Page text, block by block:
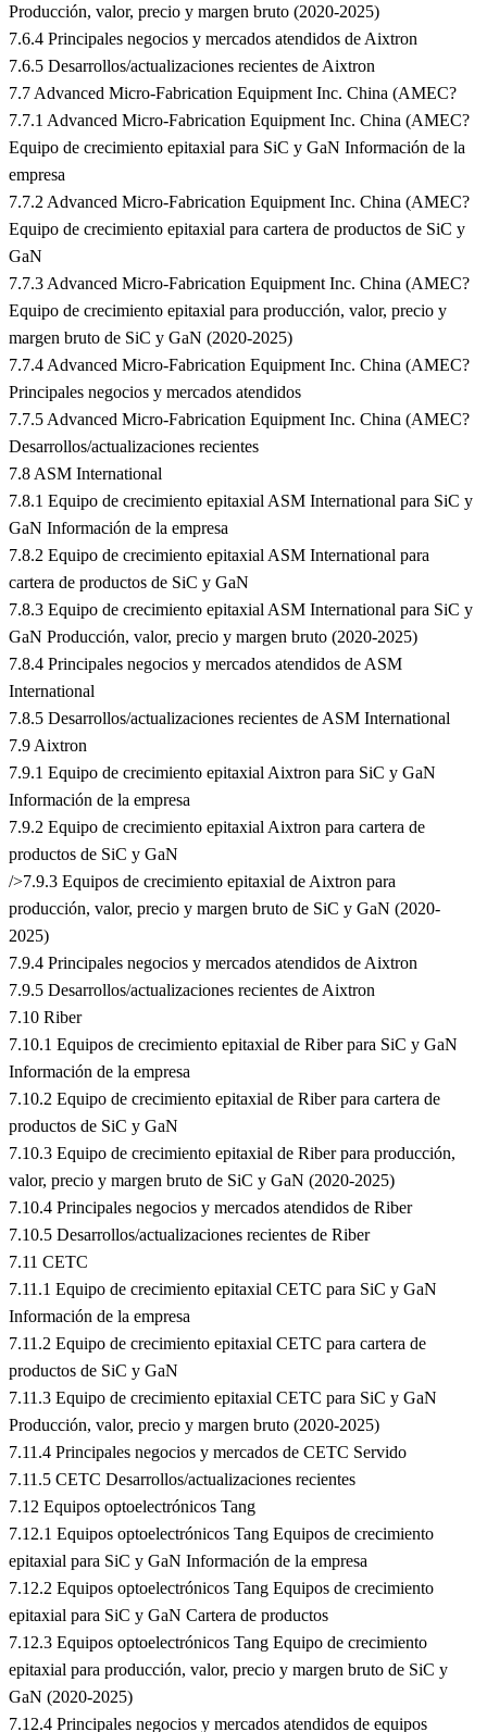
Producción, valor, precio y margen bruto (2020-2025)
7.6.4 Principales negocios y mercados atendidos de Aixtron
7.6.5 Desarrollos/actualizaciones recientes de Aixtron
7.7 Advanced Micro-Fabrication Equipment Inc. China (AMEC?
7.7.1 Advanced Micro-Fabrication Equipment Inc. China (AMEC?
Equipo de crecimiento epitaxial para SiC y GaN Información de la
empresa
7.7.2 Advanced Micro-Fabrication Equipment Inc. China (AMEC?
Equipo de crecimiento epitaxial para cartera de productos de SiC y
GaN
7.7.3 Advanced Micro-Fabrication Equipment Inc. China (AMEC?
Equipo de crecimiento epitaxial para producción, valor, precio y
margen bruto de SiC y GaN (2020-2025)
7.7.4 Advanced Micro-Fabrication Equipment Inc. China (AMEC?
Principales negocios y mercados atendidos
7.7.5 Advanced Micro-Fabrication Equipment Inc. China (AMEC?
Desarrollos/actualizaciones recientes
7.8 ASM International
7.8.1 Equipo de crecimiento epitaxial ASM International para SiC y
GaN Información de la empresa
7.8.2 Equipo de crecimiento epitaxial ASM International para
cartera de productos de SiC y GaN
7.8.3 Equipo de crecimiento epitaxial ASM International para SiC y
GaN Producción, valor, precio y margen bruto (2020-2025)
7.8.4 Principales negocios y mercados atendidos de ASM
International
7.8.5 Desarrollos/actualizaciones recientes de ASM International
7.9 Aixtron
7.9.1 Equipo de crecimiento epitaxial Aixtron para SiC y GaN
Información de la empresa
7.9.2 Equipo de crecimiento epitaxial Aixtron para cartera de
productos de SiC y GaN
/>7.9.3 Equipos de crecimiento epitaxial de Aixtron para
producción, valor, precio y margen bruto de SiC y GaN (2020-
2025)
7.9.4 Principales negocios y mercados atendidos de Aixtron
7.9.5 Desarrollos/actualizaciones recientes de Aixtron
7.10 Riber
7.10.1 Equipos de crecimiento epitaxial de Riber para SiC y GaN
Información de la empresa
7.10.2 Equipo de crecimiento epitaxial de Riber para cartera de
productos de SiC y GaN
7.10.3 Equipo de crecimiento epitaxial de Riber para producción,
valor, precio y margen bruto de SiC y GaN (2020-2025)
7.10.4 Principales negocios y mercados atendidos de Riber
7.10.5 Desarrollos/actualizaciones recientes de Riber
7.11 CETC
7.11.1 Equipo de crecimiento epitaxial CETC para SiC y GaN
Información de la empresa
7.11.2 Equipo de crecimiento epitaxial CETC para cartera de
productos de SiC y GaN
7.11.3 Equipo de crecimiento epitaxial CETC para SiC y GaN
Producción, valor, precio y margen bruto (2020-2025)
7.11.4 Principales negocios y mercados de CETC Servido
7.11.5 CETC Desarrollos/actualizaciones recientes
7.12 Equipos optoelectrónicos Tang
7.12.1 Equipos optoelectrónicos Tang Equipos de crecimiento
epitaxial para SiC y GaN Información de la empresa
7.12.2 Equipos optoelectrónicos Tang Equipos de crecimiento
epitaxial para SiC y GaN Cartera de productos
7.12.3 Equipos optoelectrónicos Tang Equipo de crecimiento
epitaxial para producción, valor, precio y margen bruto de SiC y
GaN (2020-2025)
7.12.4 Principales negocios y mercados atendidos de equipos